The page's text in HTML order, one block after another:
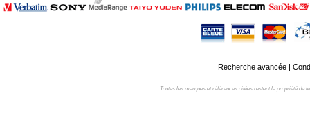
Recherche avancée|
Toutes les marques et références citées restent la propriété de